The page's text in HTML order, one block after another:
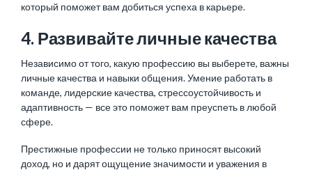
который поможет вам добиться успеха в карьере.
4. Развивайте личные качества
Независимо от того, какую профессию вы выберете, важны
личные качества и навыки общения. Умение работать в
команде, лидерские качества, стрессоустойчивость и
адаптивность — все это поможет вам преуспеть в любой
сфере.
Престижные профессии не только приносят высокий
доход, но и дарят ощущение значимости и уважения в